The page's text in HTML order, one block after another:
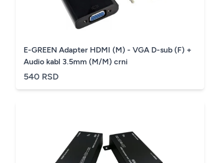
E-GREEN Adapter HDMI (M) - VGA D-sub (F) +
Audio kabl 3.5mm (M/M) crni
540 RSD